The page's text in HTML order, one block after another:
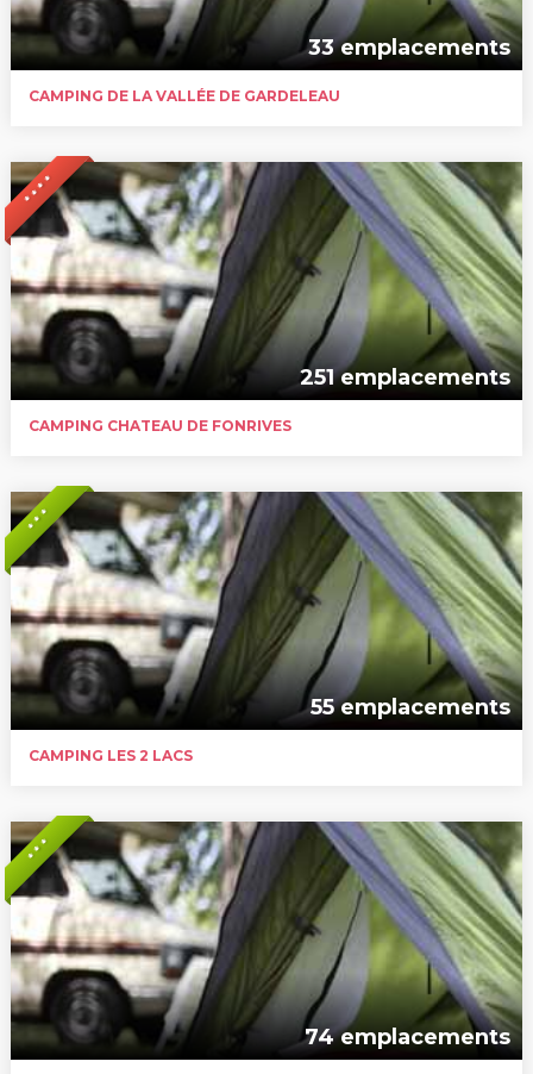
33 emplacements
CAMPING DE LA VALLÉE DE GARDELEAU
* * * *
251 emplacements
CAMPING CHATEAU DE FONRIVES
* * *
55 emplacements
CAMPING LES 2 LACS
* * *
74 emplacements